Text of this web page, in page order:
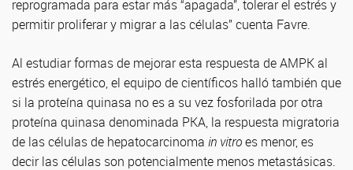
reprogramada para estar más “apagada”, tolerar el estrés y
permitir proliferar y migrar a las células” cuenta Favre.
Al estudiar formas de mejorar esta respuesta de AMPK al
estrés energético, el equipo de científicos halló también que
si la proteína quinasa no es a su vez fosforilada por otra
proteína quinasa denominada PKA, la respuesta migratoria
de las células de hepatocarcinoma in vitroes menor, es
decir las células son potencialmente menos metastásicas.